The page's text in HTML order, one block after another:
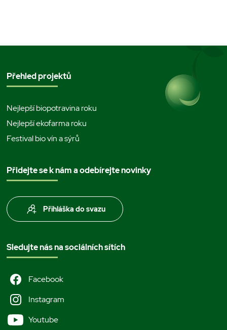
Přehled projektů
Nejlepší biopotravina roku
Nejlepší ekofarma roku
Festival bio vín a sýrů
Přidejte se k nám a odebírejte novinky
Přihláška do svazu
Sledujte nás na sociálních sítích
Facebook
Instagram
Youtube